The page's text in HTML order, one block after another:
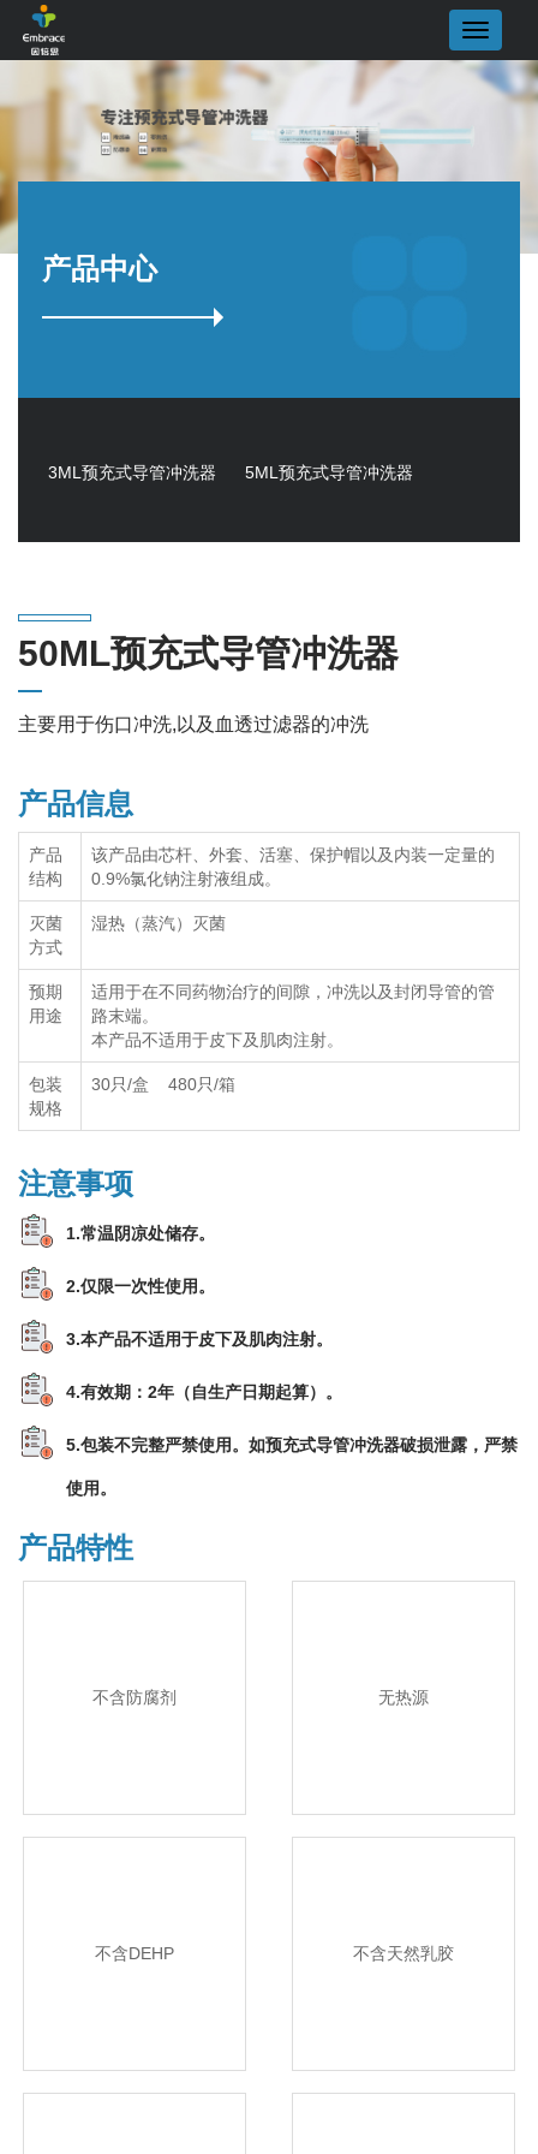
产品中心
3ML预充式导管冲洗器 5ML预充式导管冲洗器
50ML预充式导管冲洗器
主要用于伤口冲洗,以及血透过滤器的冲洗
产品信息
产品
结构
该产品由芯杆、外套、活塞、保护帽以及内装一定量的
0.9%氯化钠注射液组成。
灭菌
方式
湿热（蒸汽）灭菌
预期
用途
适用于在不同药物治疗的间隙，冲洗以及封闭导管的管
路末端。
本产品不适用于皮下及肌肉注射。
包装
规格
30只/盒 480只/箱
注意事项
1.常温阴凉处储存。
2.仅限一次性使用。
3.本产品不适用于皮下及肌肉注射。
4.有效期：2年（自生产日期起算）。
5.包装不完整严禁使用。如预充式导管冲洗器破损泄露，严禁
使用。
产品特性
不含防腐剂 无热源
不含DEHP 不含天然乳胶